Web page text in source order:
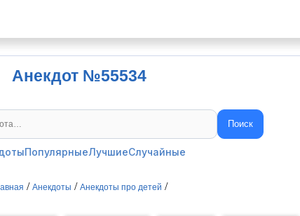
Анекдот №55534
Поиск
ПопулярныеЛучшиеСлучайные
/ Анекдоты / Анекдоты про детей /